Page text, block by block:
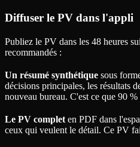
Diffuser le PV dans l'appli
Publiez le PV dans les 48 heures
recommandés :
Un résumé synthétique sous
décisions principales, les résultats
nouveau bureau. C'est ce que 90
Le PV completen PDF dans
ceux qui veulent le détail. Ce PV